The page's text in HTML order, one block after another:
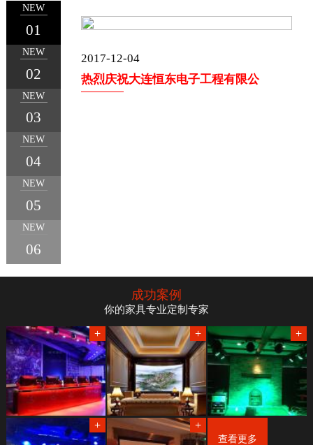
NEW
01
NEW
02
NEW
03
NEW
04
NEW
05
NEW
06
2017-12-04
热烈庆祝大连恒东电子工程有限公
成功案例
你的家具专业定制专家
查看更多